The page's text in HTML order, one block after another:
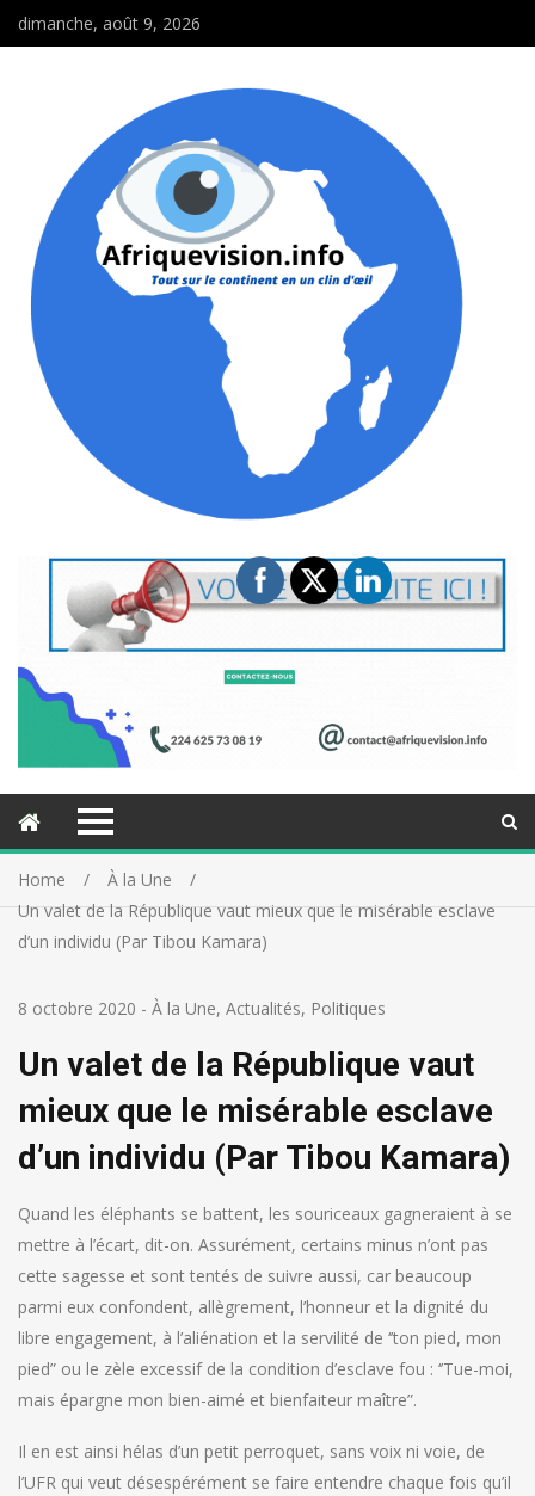
dimanche, août 9, 2026
Home
À la Une
Un valet de la République vaut mieux que le misérable esclave
d’un individu (Par Tibou Kamara)
8 octobre 2020 - À la Une, Actualités, Politiques
Un valet de la République vaut
mieux que le misérable esclave
d’un individu (Par Tibou Kamara)
Quand les éléphants se battent, les souriceaux gagneraient à se
mettre à l’écart, dit-on. Assurément, certains minus n’ont pas
cette sagesse et sont tentés de suivre aussi, car beaucoup
parmi eux confondent, allègrement, l’honneur et la dignité du
libre engagement, à l’aliénation et la servilité de ‘’ton pied, mon
pied” ou le zèle excessif de la condition d’esclave fou : ‘’Tue-moi,
mais épargne mon bien-aimé et bienfaiteur maître”.
Il en est ainsi hélas d’un petit perroquet, sans voix ni voie, de
l’UFR qui veut désespérément se faire entendre chaque fois qu’il